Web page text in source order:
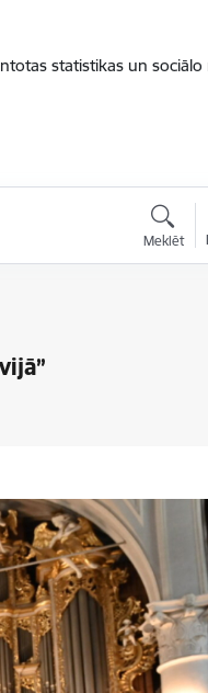
statistikas un
Meklēt